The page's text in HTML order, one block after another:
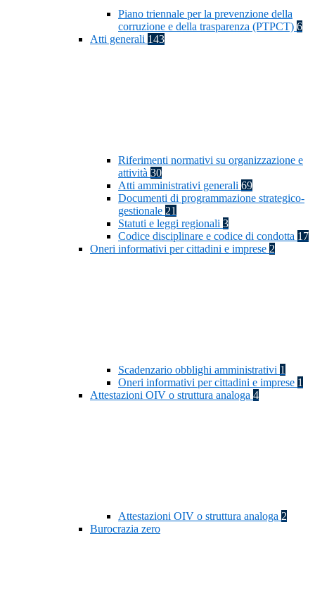
Piano triennale per la prevenzione della
corruzione e della trasparenza (PTPCT) 6
Atti generali 143
Riferimenti normativi su organizzazione e
attività 30
Atti amministrativi generali 69
Documenti di programmazione strategico-
gestionale 21
Statuti e leggi regionali 3
Codice disciplinare e codice di condotta 17
Oneri informativi per cittadini e imprese 2
Scadenzario obblighi amministrativi 1
Oneri informativi per cittadini e imprese 1
Attestazioni OIV o struttura analoga 4
Attestazioni OIV o struttura analoga 2
Burocrazia zero